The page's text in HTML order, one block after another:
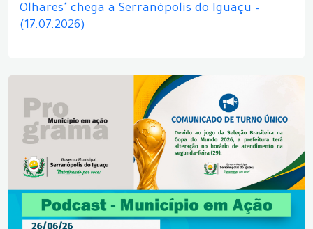
Olhares" chega a Serranópolis do Iguaçu –
(17.07.2026)